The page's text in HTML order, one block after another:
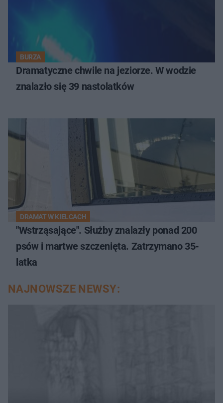
BURZA
Dramatyczne chwile na jeziorze. W wodzie
znalazło się 39 nastolatków
DRAMAT W KIELCACH
"Wstrząsające". Służby znalazły ponad 200
psów i martwe szczenięta. Zatrzymano 35-
latka
NAJNOWSZE NEWSY: